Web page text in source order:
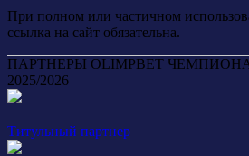
При полном или частичном
ссылка на сайт обязательна.
ПАРТНЕРЫ OLIMPBET
2025/2026
Титульный партнер